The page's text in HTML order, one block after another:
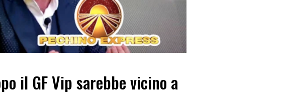
il GF Vip sarebbe vicino a